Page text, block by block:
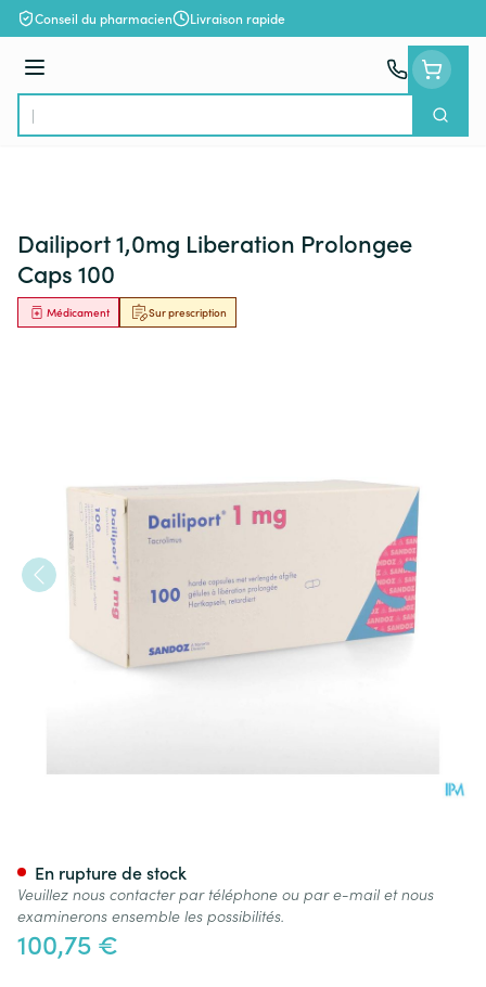
Aller au contenu
Conseil du pharmacien Livraison rapide
Menu
Rechercher
Dailiport 1,0mg Liberation Prolongee
Caps 100
Sur prescription
Médicament
100,75 €
En rupture de stock
Veuillez nous contacter par téléphone ou par e-mail et nous
examinerons ensemble les possibilités.